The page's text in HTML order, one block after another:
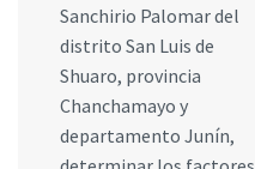
Sanchirio Palomar del
distrito San Luis de
Shuaro, provincia
Chanchamayo y
departamento Junín,